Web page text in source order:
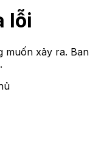
lỗi
muốn xảy ra.